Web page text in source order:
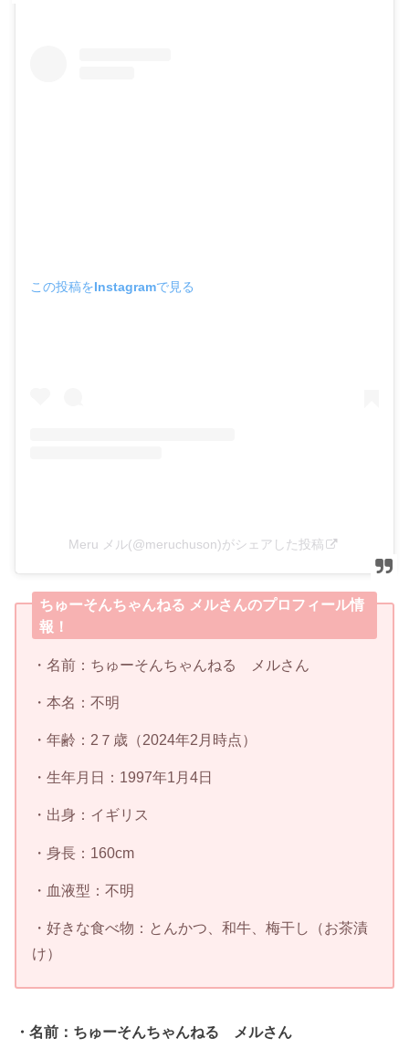
この投稿をInstagramで見る
Meru メル(@meruchuson)がシェアした投稿
ちゅーそんちゃんねる メルさんのプロフィール情
報！
・名前：ちゅーそんちゃんねる メルさん
・本名：不明
・年齢：2７歳（2024年2月時点）
・生年月日：1997年1月4日
・出身：イギリス
・身長：160cm
・血液型：不明
・好きな食べ物：とんかつ、和牛、梅干し（お茶漬
け）
・名前：ちゅーそんちゃんねる メルさん